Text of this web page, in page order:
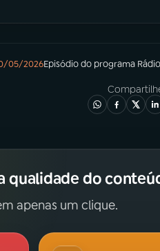
05/2026Episódiodo programa
qualidade do
apenas um clique.